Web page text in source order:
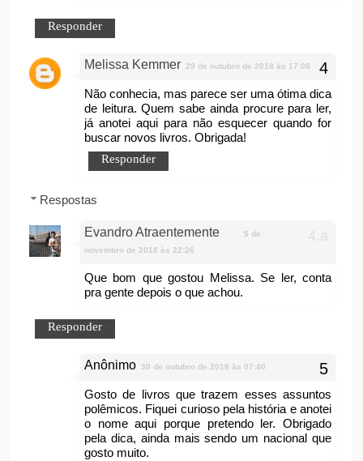
Responder
Melissa Kemmer 29 de outubro de 2018 às 17:08
Não conhecia, mas parece ser uma ótima dica
de leitura. Quem sabe ainda procure para ler,
já anotei aqui para não esquecer quando for
buscar novos livros. Obrigada!
Responder
Respostas
Evandro Atraentemente
5 de
novembro de 2018 às 22:26
Que bom que gostou Melissa. Se ler, conta
pra gente depois o que achou.
Responder
Anônimo 30 de outubro de 2018 às 07:40
Gosto de livros que trazem esses assuntos
polêmicos. Fiquei curioso pela história e anotei
o nome aqui porque pretendo ler. Obrigado
pela dica, ainda mais sendo um nacional que
gosto muito.